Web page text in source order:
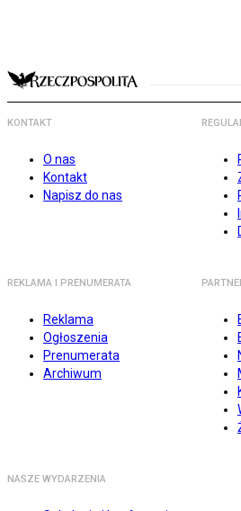
KONTAKT
O nas
Kontakt
Napisz do nas
REKLAMA I PRENUMERATA
Reklama
Ogłoszenia
Prenumerata
Archiwum
NASZE WYDARZENIA